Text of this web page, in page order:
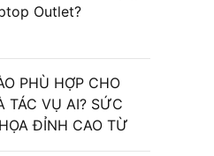
Outlet?
PHÙ HỢP CHO
TÁC VỤ AI? SỨC
ĐỈNH CAO TỪ
GAMING